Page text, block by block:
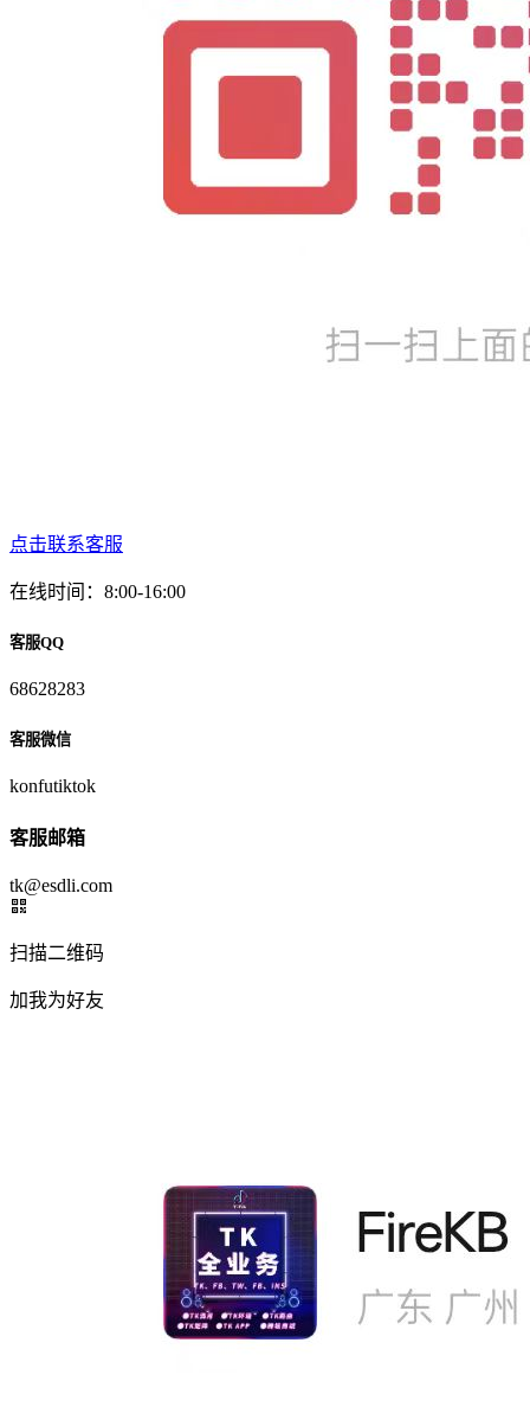
点击联系客服
在线时间：8:00-16:00
客服QQ
68628283
客服微信
konfutiktok
客服邮箱
tk@esdli.com
扫描二维码
加我为好友